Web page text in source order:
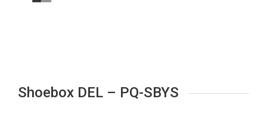
Shoebox DEL – PQ-SBYS